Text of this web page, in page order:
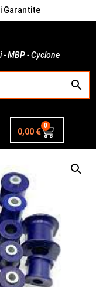
Garantite
- MBP - Cyclone
0,00 €
0